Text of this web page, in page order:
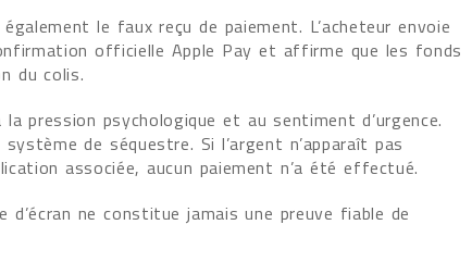
le faux reçu de paiement. L’acheteur envoie
officielle Apple Pay et affirme que les fonds
du colis.
pression psychologique et au sentiment d’urgence.
de séquestre. Si l’argent n’apparaît pas
associée, aucun paiement n’a été effectué.
d’écran ne constitue jamais une preuve fiable de